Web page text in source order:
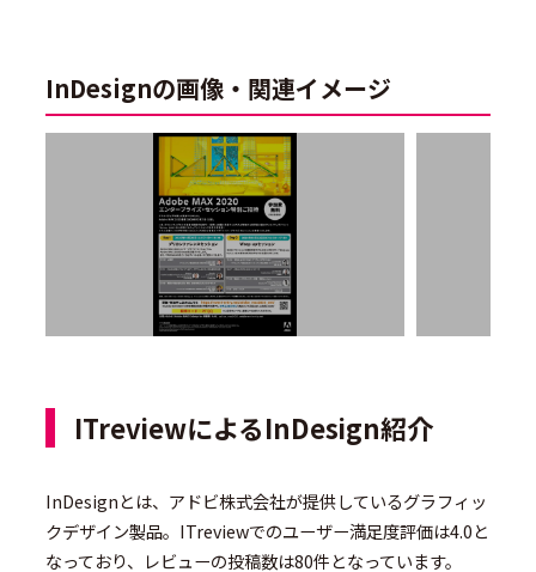
InDesignの画像・関連イメージ
ITreviewによるInDesign紹介
InDesignとは、アドビ株式会社が提供しているグラフィッ
クデザイン製品。ITreviewでのユーザー満足度評価は4.0と
なっており、レビューの投稿数は80件となっています。